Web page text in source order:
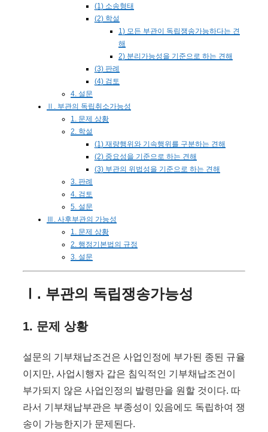
(1) 소송형태
(2) 학설
1) 모든 부관이 독립쟁송가능하다는 견
해
2) 분리가능성을 기준으로 하는 견해
(3) 판례
(4) 검토
4. 설문
Ⅱ. 부관의 독립취소가능성
1. 문제 상황
2. 학설
(1) 재량행위와 기속행위를 구분하는 견해
(2) 중요성을 기준으로 하는 견해
(3) 부관의 위법성을 기준으로 하는 견해
3. 판례
4. 검토
5. 설문
Ⅲ. 사후부관의 가능성
1. 문제 상황
2. 행정기본법의 규정
3. 설문
Ⅰ. 부관의 독립쟁송가능성
1. 문제 상황
설문의 기부채납조건은 사업인정에 부가된 종된 규율
이지만, 사업시행자 갑은 침익적인 기부채납조건이
부가되지 않은 사업인정의 발령만을 원할 것이다. 따
라서 기부채납부관은 부종성이 있음에도 독립하여 쟁
송이 가능한지가 문제된다.